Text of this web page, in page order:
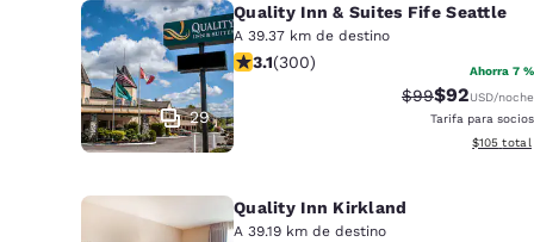
29
Quality Inn & Suites Fife Seattle
A 39.37 km de destino
calificación de 3.11 estrellas. Bueno.
3.1(300) Ahorra 7 %
Precio tachado:
$99Precio con
$92USD/noche
Tarifa para socios
Ver
$105 total
Quality Inn Kirkland
A 39.19 km de destino